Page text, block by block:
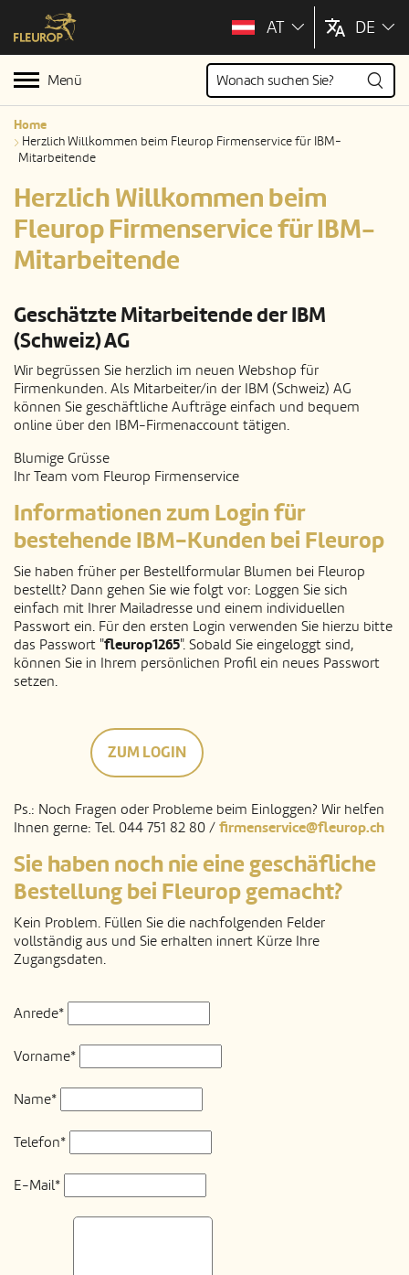
AT DE
Menü
Home
Herzlich Willkommen beim Fleurop Firmenservice für IBM-
Mitarbeitende
Herzlich Willkommen beim
Fleurop Firmenservice für IBM-
Mitarbeitende
Geschätzte Mitarbeitende der IBM
(Schweiz) AG
Wir begrüssen Sie herzlich im neuen Webshop für
Firmenkunden. Als Mitarbeiter/in der IBM (Schweiz) AG
können Sie geschäftliche Aufträge einfach und bequem
online über den IBM-Firmenaccount tätigen.
Blumige Grüsse
Ihr Team vom Fleurop Firmenservice
Informationen zum Login für
bestehende IBM-Kunden bei Fleurop
Sie haben früher per Bestellformular Blumen bei Fleurop
bestellt? Dann gehen Sie wie folgt vor: Loggen Sie sich
einfach mit Ihrer Mailadresse und einem individuellen
Passwort ein. Für den ersten Login verwenden Sie hierzu bitte
das Passwort "fleurop1265". Sobald Sie eingeloggt sind,
können Sie in Ihrem persönlichen Profil ein neues Passwort
setzen.
ZUM LOGIN
Ps.: Noch Fragen oder Probleme beim Einloggen? Wir helfen
Ihnen gerne: Tel. 044 751 82 80 / firmenservice@fleurop.ch
Sie haben noch nie eine geschäfliche
Bestellung bei Fleurop gemacht?
Kein Problem. Füllen Sie die nachfolgenden Felder
vollständig aus und Sie erhalten innert Kürze Ihre
Zugangsdaten.
Anrede*
Vorname*
Name*
Telefon*
E-Mail*